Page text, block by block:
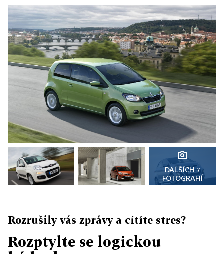
DALŠÍCH 7
FOTOGRAFIÍ
Rozrušily vás zprávy a cítíte stres?
Rozptylte se logickou